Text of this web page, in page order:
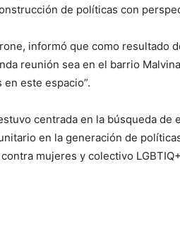
de políticas con
informó que como resultado
reunión sea en el barrio
este espacio”.
centrada en la búsqueda de
en la generación de
mujeres y colectivo